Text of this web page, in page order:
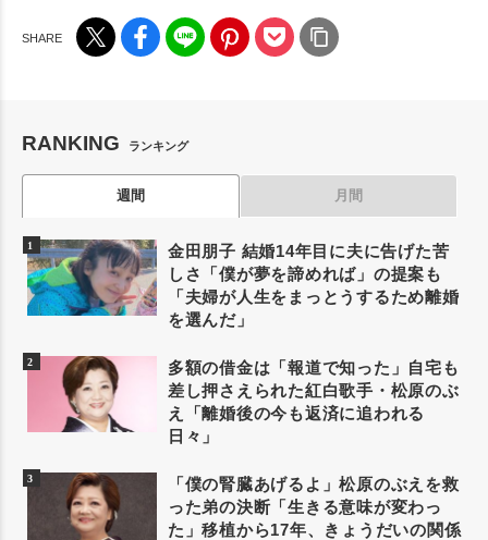
RANKING ランキング
週間 月間
金田朋子 結婚14年目に夫に告げた苦
しさ「僕が夢を諦めれば」の提案も
「夫婦が人生をまっとうするため離婚
を選んだ」
多額の借金は「報道で知った」自宅も
差し押さえられた紅白歌手・松原のぶ
え「離婚後の今も返済に追われる
日々」
「僕の腎臓あげるよ」松原のぶえを救
った弟の決断「生きる意味が変わっ
た」移植から17年、きょうだいの関係